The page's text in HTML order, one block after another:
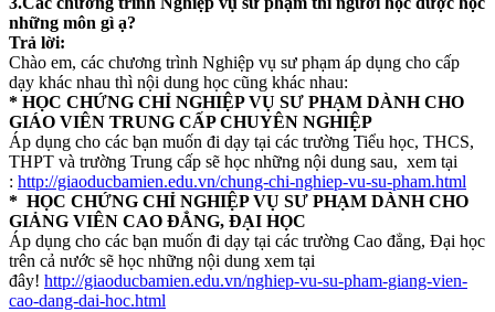
những môn gì ạ?
Trả lời:
Chào em, các chương trình Nghiệp vụ sư phạm áp dụng cho cấp
dạy khác nhau thì nội dung học cũng khác nhau:
* HỌC CHỨNG CHỈ NGHIỆP VỤ SƯ PHẠM DÀNH CHO
GIÁO VIÊN TRUNG CẤP CHUYÊN NGHIỆP
Áp dụng cho các bạn muốn đi dạy tại các trường Tiểu học, THCS,
THPT và trường Trung cấp sẽ học những nội dung sau, xem tại
: http://giaoducbamien.edu.vn/chung-chi-nghiep-vu-su-pham.html
* HỌC CHỨNG CHỈ NGHIỆP VỤ SƯ PHẠM DÀNH CHO
GIẢNG VIÊN CAO ĐẲNG, ĐẠI HỌC
Áp dụng cho các bạn muốn đi dạy tại các trường Cao đẳng, Đại học
trên cả nước sẽ học những nội dung xem tại
đây! http://giaoducbamien.edu.vn/nghiep-vu-su-pham-giang-vien-
cao-dang-dai-hoc.html